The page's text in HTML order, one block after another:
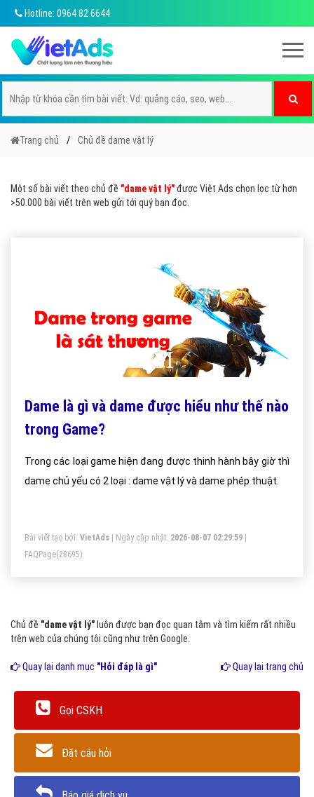
Hotline: 0964 82 6644
Trang chủ Chủ đề dame vật lý
Một số bài viết theo chủ đề "dame vật lý"được Việt Ads chọn lọc từ hơn
>50.000 bài viết trên web gửi tới quý bạn đọc.
Dame là gì và dame được hiểu như thế nào
trong Game?
Trong các loại game hiện đang được thinh hành bây giờ thì
dame chủ yếu có 2 loại : dame vật lý và dame phép thuật.
Bài viết tạo bởi: VietAds | Ngày cập nhật: 2026-08-07 02:29:59
FAQPage(28695)
Chủ đề "dame vật lý" luôn được bạn đọc quan tâm và tìm kiếm rất nhiều
trên web của chúng tôi cũng như trên Google.
Quay lại danh mục "Hỏi đáp là gì" Quay lại trang chủ
Gọi CSKH
Đặt câu hỏi